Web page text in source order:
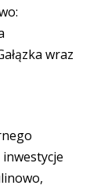
wraz